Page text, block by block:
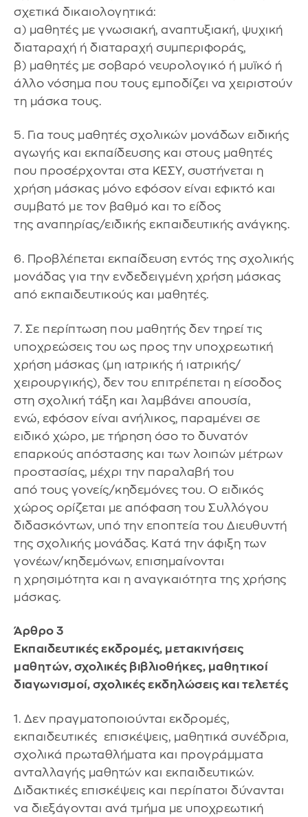
σχετικά δικαιολογητικά:
α) μαθητές με γνωσιακή, αναπτυξιακή, ψυχική
διαταραχή ή διαταραχή συμπεριφοράς,
β) μαθητές με σοβαρό νευρολογικό ή μυϊκό ή
άλλο νόσημα που τους εμποδίζει να χειριστούν
τη μάσκα τους.
5. Για τους μαθητές σχολικών μονάδων ειδικής
αγωγής και εκπαίδευσης και στους μαθητές
που προσέρχονται στα ΚΕΣΥ, συστήνεται η
χρήση μάσκας μόνο εφόσον είναι εφικτό και
συμβατό με τον βαθμό και το είδος
της αναπηρίας/ειδικής εκπαιδευτικής ανάγκης.
6. Προβλέπεται εκπαίδευση εντός της σχολικής
μονάδας για την ενδεδειγμένη χρήση μάσκας
από εκπαιδευτικούς και μαθητές.
7. Σε περίπτωση που μαθητής δεν τηρεί τις
υποχρεώσεις του ως προς την υποχρεωτική
χρήση μάσκας (μη ιατρικής ή ιατρικής/
χειρουργικής), δεν του επιτρέπεται η είσοδος
στη σχολική τάξη και λαμβάνει απουσία,
ενώ, εφόσον είναι ανήλικος, παραμένει σε
ειδικό χώρο, με τήρηση όσο το δυνατόν
επαρκούς απόστασης και των λοιπών μέτρων
προστασίας, μέχρι την παραλαβή του
από τους γονείς/κηδεμόνες του. Ο ειδικός
χώρος ορίζεται με απόφαση του Συλλόγου
διδασκόντων, υπό την εποπτεία του Διευθυντή
της σχολικής μονάδας. Κατά την άφιξη των
γονέων/κηδεμόνων, επισημαίνονται
η χρησιμότητα και η αναγκαιότητα της χρήσης
μάσκας.
Άρθρο 3
Εκπαιδευτικές εκδρομές, μετακινήσεις
μαθητών, σχολικές βιβλιοθήκες, μαθητικοί
διαγωνισμοί, σχολικές εκδηλώσεις και τελετές
1. Δεν πραγματοποιούνται εκδρομές,
εκπαιδευτικές επισκέψεις, μαθητικά συνέδρια,
σχολικά πρωταθλήματα και προγράμματα
ανταλλαγής μαθητών και εκπαιδευτικών.
Διδακτικές επισκέψεις και περίπατοι δύνανται
να διεξάγονται ανά τμήμα με υποχρεωτική